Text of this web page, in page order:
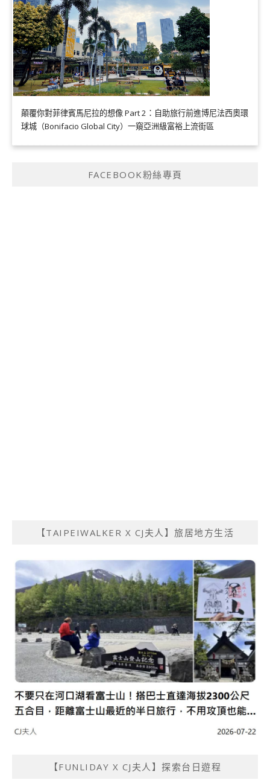
顛覆你對菲律賓馬尼拉的想像 Part 2：自助旅行前進博尼法西奧環
球城（Bonifacio Global City）一窺亞洲級富裕上流街區
FACEBOOK粉絲專頁
【TAIPEIWALKER X CJ夫人】旅居地方生活
【FUNLIDAY X CJ夫人】探索台日遊程